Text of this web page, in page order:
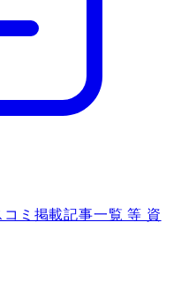
ミ掲載記事一覧 等 資